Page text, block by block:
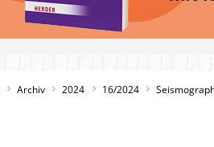
Archiv 2024 16/2024